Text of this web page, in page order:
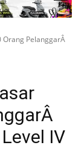
Orang PelanggarÂ
IV